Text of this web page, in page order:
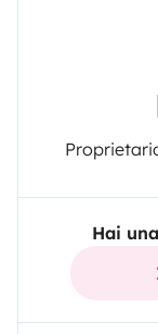
Hai